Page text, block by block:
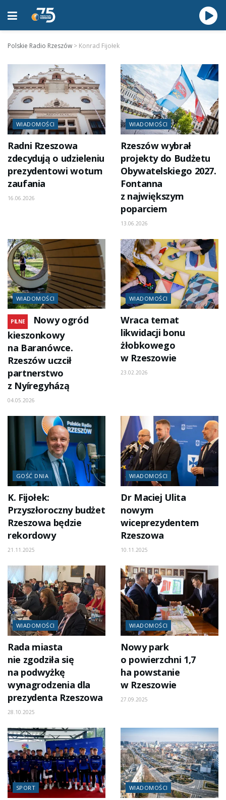
Polskie Radio Rzeszów > Konrad Fijołek
WIADOMOŚCI
Radni Rzeszowa
zdecydują o udzieleniu
prezydentowi wotum
zaufania
16.06.2026
WIADOMOŚCI
Rzeszów wybrał
projekty do Budżetu
Obywatelskiego 2027.
Fontanna
z największym
poparciem
13.06.2026
WIADOMOŚCI
PILNE
Nowy ogród
kieszonkowy
na Baranówce.
Rzeszów uczcił
partnerstwo
z Nyíregyházą
04.05.2026
WIADOMOŚCI
Wraca temat
likwidacji bonu
żłobkowego
w Rzeszowie
23.02.2026
GOŚĆ DNIA
K. Fijołek:
Przyszłoroczny budżet
Rzeszowa będzie
rekordowy
21.11.2025
WIADOMOŚCI
Dr Maciej Ulita
nowym
wiceprezydentem
Rzeszowa
10.11.2025
WIADOMOŚCI
Rada miasta
nie zgodziła się
na podwyżkę
wynagrodzenia dla
prezydenta Rzeszowa
28.10.2025
WIADOMOŚCI
Nowy park
o powierzchni 1,7
ha powstanie
w Rzeszowie
27.09.2025
SPORT WIADOMOŚCI